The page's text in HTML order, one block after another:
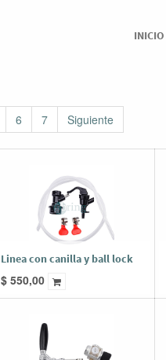
INICIO
6 7 Siguiente
Linea con canilla y ball lock
$ 550,00